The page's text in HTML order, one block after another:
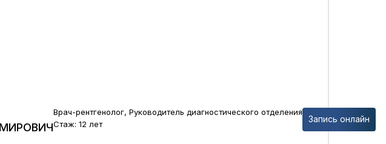
Врач-рентгенолог, Руководитель диагностического отделения
Стаж: 12 лет
Запись онлайн